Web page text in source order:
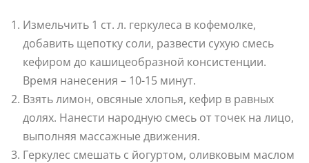
Измельчить 1 ст. л. геркулеса в кофемолке,
добавить щепотку соли, развести сухую смесь
кефиром до кашицеобразной консистенции.
Время нанесения – 10-15 минут.
Взять лимон, овсяные хлопья, кефир в равных
долях. Нанести народную смесь от точек на лицо,
выполняя массажные движения.
Геркулес смешать с йогуртом, оливковым маслом